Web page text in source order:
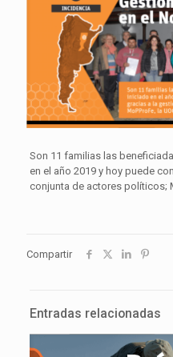
Son 11 familias las
en el año 2019 y hoy puede
conjunta de actores políticos;
Compartir
Entradas relacionadas